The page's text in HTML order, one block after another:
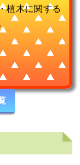
植木に関する